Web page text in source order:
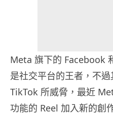
Meta 旗下的 Facebook
是社交平台的王者，不
TikTok 所威脅，最近
功能的 Reel 加入新的創